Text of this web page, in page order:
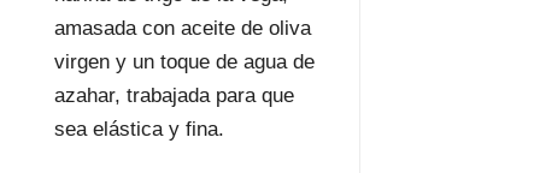
amasada con aceite de oliva
virgen y un toque de agua de
azahar, trabajada para que
sea elástica y fina.